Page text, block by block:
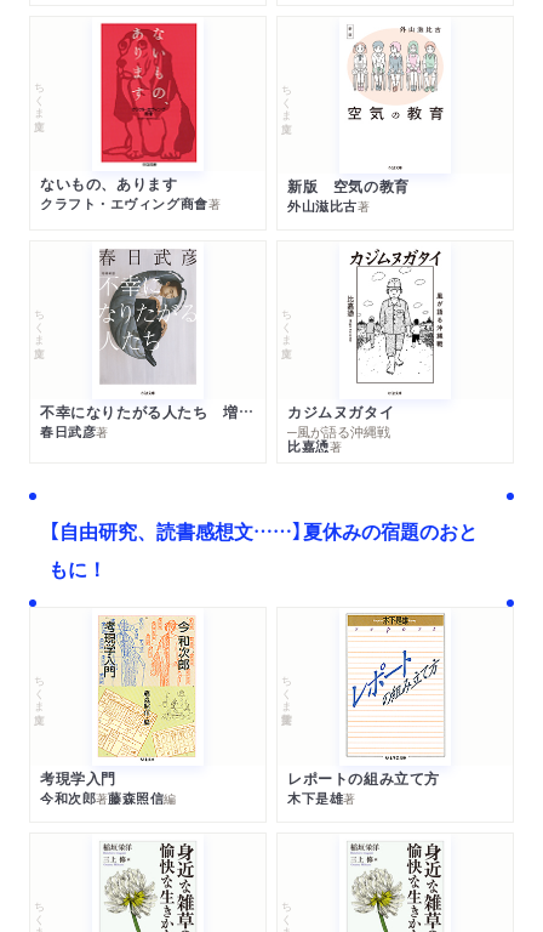
ちくま文庫
ないもの、あります
クラフト・エヴィング商會著
ちくま文庫
新版 空気の教育
外山滋比古著
ちくま文庫
不幸になりたがる人たち 増補新版
春日武彦著
ちくま文庫
カジムヌガタイ
─風が語る沖縄戦
比嘉慂著
【自由研究、読書感想文……】夏休みの宿題のおと
もに！
ちくま文庫
考現学入門
今和次郎著藤森照信編
ちくま学芸文庫
レポートの組み立て方
木下是雄著
ちくま文庫 ちくま文庫